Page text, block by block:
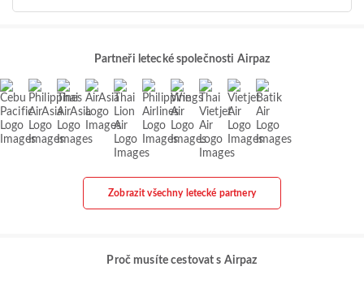
Partneři letecké společnosti Airpaz
Zobrazit všechny letecké partnery
Proč musíte cestovat s Airpaz